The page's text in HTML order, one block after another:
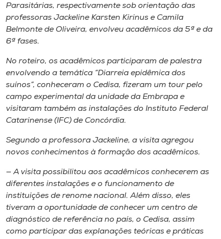
Parasitárias, respectivamente sob orientação das
professoras Jackeline Karsten Kirinus e Camila
Belmonte de Oliveira, envolveu acadêmicos da 5ª e da
6ª fases.
No roteiro, os acadêmicos participaram de palestra
envolvendo a temática “Diarreia epidêmica dos
suínos”, conheceram o Cedisa, fizeram um tour pelo
campo experimental da unidade da Embrapa e
visitaram também as instalações do Instituto Federal
Catarinense (IFC) de Concórdia.
Segundo a professora Jackeline, a visita agregou
novos conhecimentos à formação dos acadêmicos.
— A visita possibilitou aos acadêmicos conhecerem as
diferentes instalações e o funcionamento de
instituições de renome nacional. Além disso, eles
tiveram a oportunidade de conhecer um centro de
diagnóstico de referência no país, o Cedisa, assim
como participar das explanações teóricas e práticas